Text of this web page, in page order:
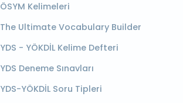
ÖSYM Kelimeleri
The Ultimate Vocabulary Builder
YDS - YÖKDİL Kelime Defteri
YDS Deneme Sınavları
YDS-YÖKDİL Soru Tipleri